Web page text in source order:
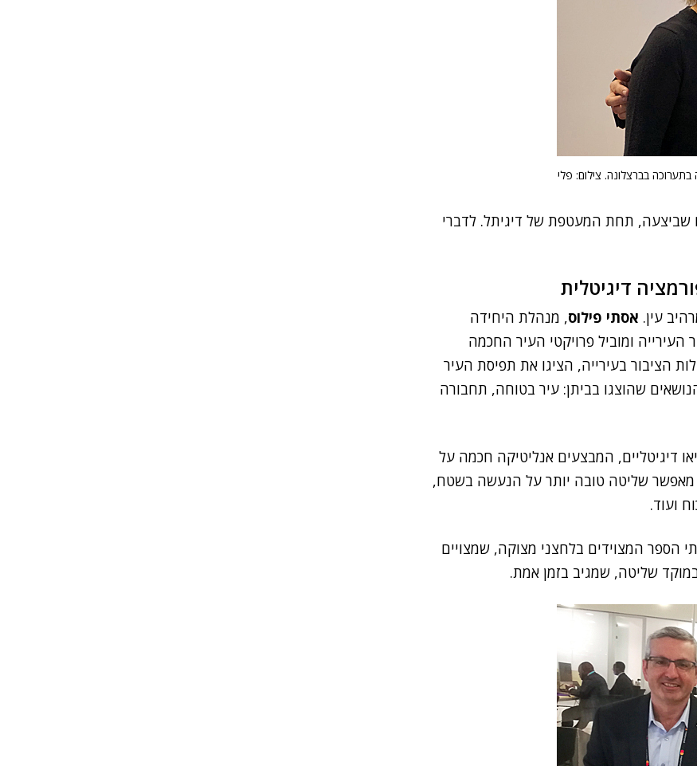
בתערוכה בברצלונה. צילום: פלי
שביצעה, תחת המעטפת של דיגיתל. לדברי
דיגיטלית
עין. אסתי פילוס, מנהלת היחידה
העירייה ומוביל פרויקטי העיר החכמה
הציבור בעירייה, הציגו את תפיסת העיר
שהוצגו בביתן: עיר בטוחה, תחבורה
דיגיטליים, המבצעים אנליטיקה חכמה על
מאפשר שליטה טובה יותר על הנעשה בשטח,
ועוד.
הספר המצוידים בלחצני מצוקה, שמצויים
שליטה, שמגיב בזמן אמת.